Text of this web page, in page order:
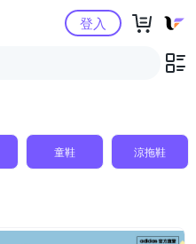
Yahoo購物中心登入
童鞋 涼拖鞋